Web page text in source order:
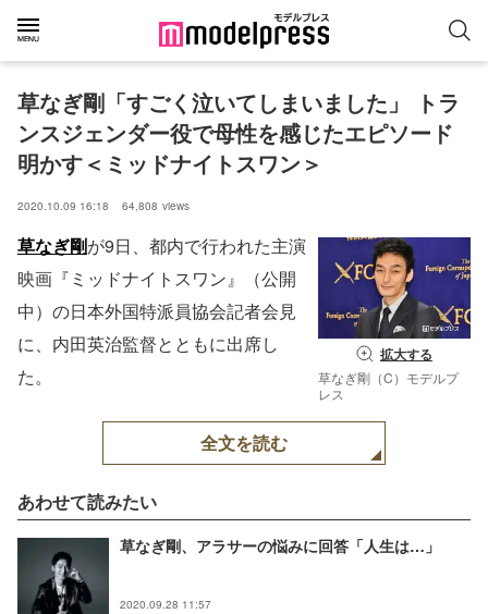
草なぎ剛「すごく泣いてしまいました」 トラ
ンスジェンダー役で母性を感じたエピソード
明かす＜ミッドナイトスワン＞
2020.10.09 16:18 64,808 views
拡大する
草なぎ剛（C）モデルプ
レス
草なぎ剛が9日、都内で行われた主演
映画『ミッドナイトスワン』（公開
中）の日本外国特派員協会記者会見
に、内田英治監督とともに出席し
た。
全文を読む
あわせて読みたい
草なぎ剛、アラサーの悩みに回答「人生は…」
2020.09.28 11:57